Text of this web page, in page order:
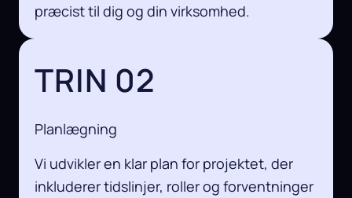
præcist til dig og din virksomhed.
TRIN 02
Planlægning
Vi udvikler en klar plan for projektet, der
inkluderer tidslinjer, roller og forventninger